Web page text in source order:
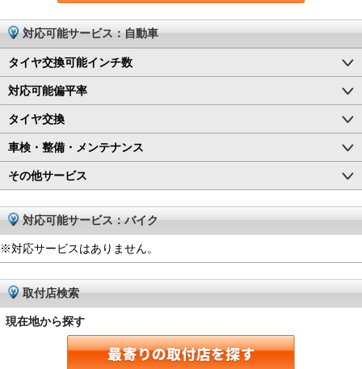
対応可能サービス：自動車
タイヤ交換可能インチ数
対応可能偏平率
タイヤ交換
車検・整備・メンテナンス
その他サービス
対応可能サービス：バイク
※対応サービスはありません。
取付店検索
現在地から探す